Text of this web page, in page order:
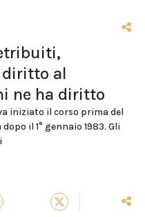
diritto al
ne ha diritto
iniziato il corso prima del
il 1° gennaio 1983. Gli